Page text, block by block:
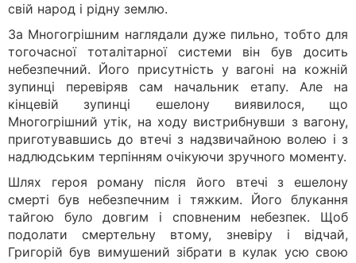
свій народ і рідну землю.
За Многогрішним наглядали дуже пильно, тобто для
тогочасної тоталітарної системи він був досить
небезпечний. Його присутність у вагоні на кожній
зупинці перевіряв сам начальник етапу. Але на
кінцевій зупинці ешелону виявилося, що
Многогрішний утік, на ходу вистрибнувши з вагону,
приготувавшись до втечі з надзвичайною волею і з
надлюдським терпінням очікуючи зручного моменту.
Шлях героя роману після його втечі з ешелону
смерті був небезпечним і тяжким. Його блукання
тайгою було довгим і сповненим небезпек. Щоб
подолати смертельну втому, зневіру і відчай,
Григорій був вимушений зібрати в кулак усю свою